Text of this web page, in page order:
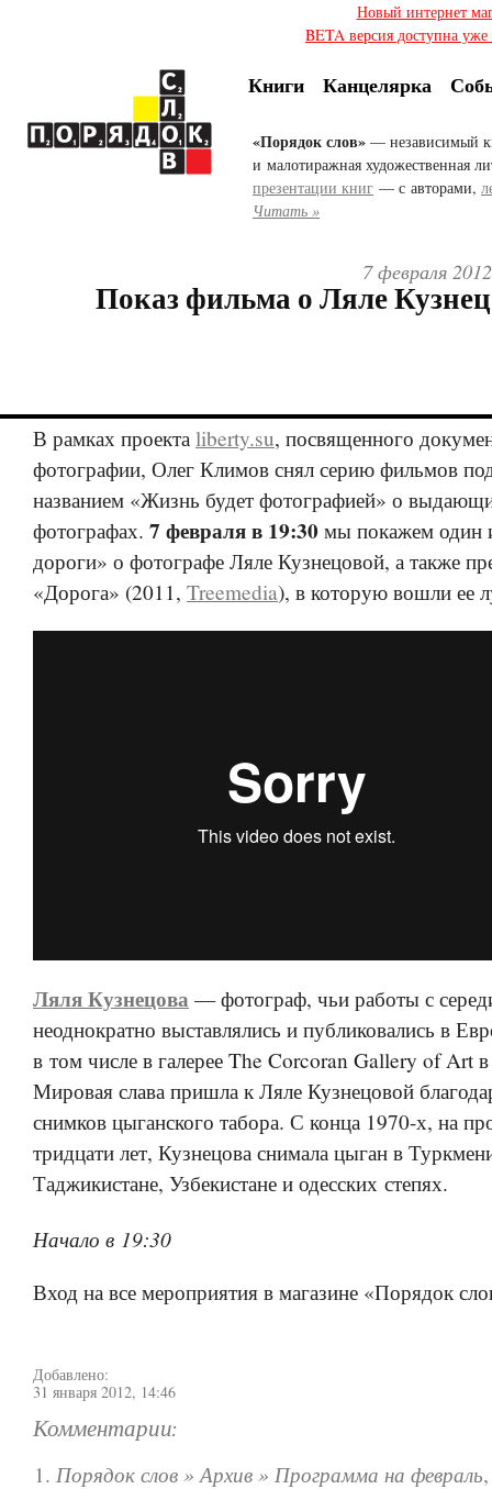
Новый интернет
BETA версия доступна
Книги Канцелярка
«Порядок слов» — независимый
и малотиражная художественная
презентации книг — с авторами,
Читать »
7 февраля
Показ фильма о Ляле
В рамках проекта liberty.su, посвященного
фотографии, Олег Климов снял серию фильмов
названием «Жизнь будет фотографией» о
фотографах. 7 февраля в 19:30 мы покажем
дороги» о фотографе Ляле Кузнецовой, а также
«Дорога» (2011, Treemedia), в которую вошли ее
Ляля Кузнецова — фотограф, чьи работы с
неоднократно выставлялись и публиковались в
в том числе в галерее The Corcoran Gallery of Art
Мировая слава пришла к Ляле Кузнецовой
снимков цыганского табора. С конца 1970-х, на
тридцати лет, Кузнецова снимала цыган в
Таджикистане, Узбекистане и одесских степях.
Начало в 19:30
Вход на все мероприятия в магазине «Порядок
Добавлено:
31 января 2012, 14:46
Комментарии:
Порядок слов » Архив » Программа на февраль